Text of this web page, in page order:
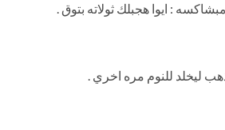
: ايوا هجبلك ثولاته بتوق .
ليخلد للنوم مره اخري .